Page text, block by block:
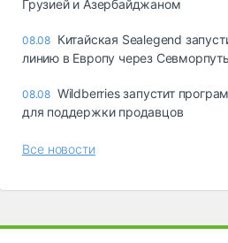
Грузией и Азербайджаном
08.08 Китайская Sealegend
линию в Европу через Севморпуть
08.08 Wildberries запустит
для поддержки продавцов
Все новости